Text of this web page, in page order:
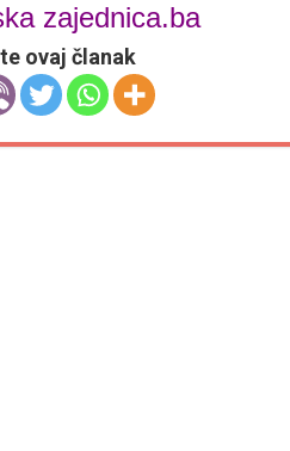
zajednica.ba
ovaj članak